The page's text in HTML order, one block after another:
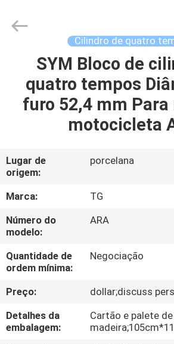
CASA
PRODUTOS
NÓS
EXCURSÃO
DA
FÁBRICA
CONTROLE
DA
QUALIDADE
Rights
Cilindro de quatro
SYM Bloco de
quatro tempos
furo 52,4 mm
motocicleta
Lugar de
origem:
porcelana
Marca:
TG
Número do
modelo:
ARA
Quantidade de
ordem mínima:
Negociação
Preço:
dollar;discuss
Detalhes da
embalagem:
Cartão e palete de